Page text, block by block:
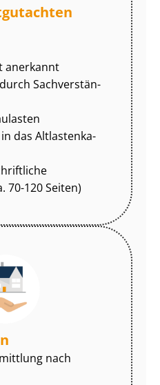
anerkannt
Sach­ver­stän­
das Alt­las­ten­ka­
70-120 Seiten)
nach